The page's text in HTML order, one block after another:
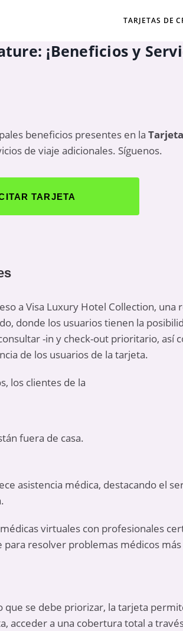
TARJETAS DE
¡Beneficios y
beneficios presentes en la
de viaje adicionales. Síguenos.
TARJETA
a Visa Luxury Hotel Collection, una
donde los usuarios tienen la
-in y check-out prioritario, así
de los usuarios de la tarjeta.
los clientes de la
fuera de casa.
asistencia médica, destacando el
virtuales con profesionales
resolver problemas médicos más
se debe priorizar, la tarjeta
acceder a una cobertura total a